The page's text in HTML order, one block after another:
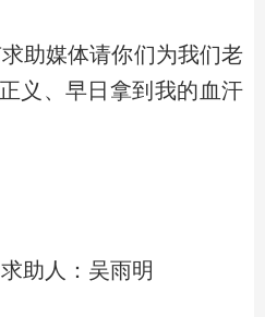
助媒体请你们为我们老
义、早日拿到我的血汗
雨明